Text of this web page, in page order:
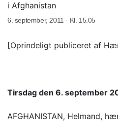
i Afghanistan
6. september, 2011 - Kl. 15.05
[Oprindeligt publiceret af
Tirsdag den 6. september
AFGHANISTAN, Helmand,